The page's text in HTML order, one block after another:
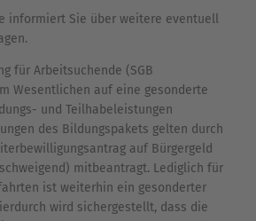
informiert Sie über weitere eventuell
für Arbeitsuchende (SGB
Wesentlichen auf eine gesonderte
und Teilhabeleistungen
des Bildungspakets gelten durch
auf Bürgergeld
mitbeantragt. Lediglich für
ist weiterhin ein gesonderter
wird sichergestellt, dass die